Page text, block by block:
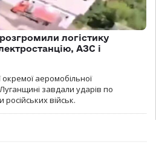
логістику
АЗС і
аеромобільної
завдали ударів по
російських військ.